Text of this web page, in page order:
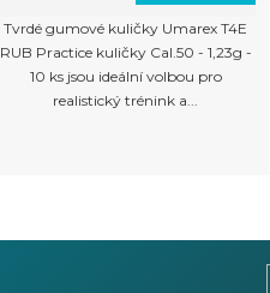
Tvrdé gumové kuličky Umarex T4E
RUB Practice kuličky Cal.50 - 1,23g -
10 ks jsou ideální volbou pro
realistický trénink a...